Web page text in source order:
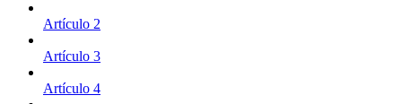
Artículo 2
Artículo 3
Artículo 4